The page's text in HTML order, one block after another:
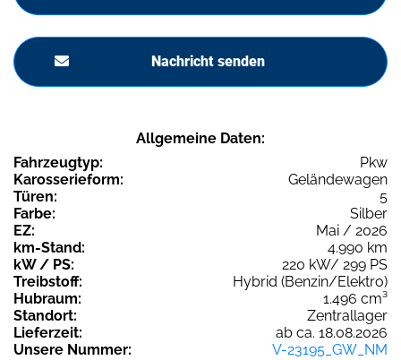
Nachricht senden
Allgemeine Daten:
Fahrzeugtyp:
Pkw
Karosserieform:
Geländewagen
Türen:
5
Farbe:
Silber
EZ:
Mai / 2026
km-Stand:
4.990 km
kW / PS:
220 kW/ 299 PS
Treibstoff:
Hybrid (Benzin/Elektro)
Hubraum:
1.496 cm³
Standort:
Zentrallager
Lieferzeit:
ab ca. 18.08.2026
Unsere Nummer:
V-23195_GW_NM